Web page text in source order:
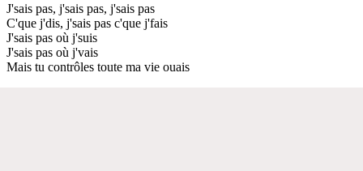
J'sais pas, j'sais pas, j'sais pas
C'que j'dis, j'sais pas c'que j'fais
J'sais pas où j'suis
J'sais pas où j'vais
Mais tu contrôles toute ma vie ouais